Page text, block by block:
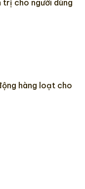
trị cho người dùng
hàng loạt cho